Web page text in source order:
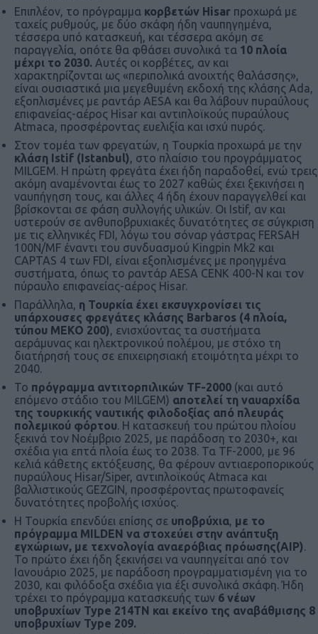
Επιπλέον, το πρόγραμμα κορβετών Hisar προχωρά με
ταχείς ρυθμούς, με δύο σκάφη ήδη ναυπηγημένα,
τέσσερα υπό κατασκευή, και τέσσερα ακόμη σε
παραγγελία, οπότε θα φθάσει συνολικά τα 10 πλοία
μέχρι το 2030. Αυτές οι κορβέτες, αν και
χαρακτηρίζονται ως «περιπολικά ανοιχτής θαλάσσης»,
είναι ουσιαστικά μια μεγεθυμένη εκδοχή της κλάσης Ada,
εξοπλισμένες με ραντάρ AESA και θα λάβουν πυραύλους
επιφανείας-αέρος Hisar και αντιπλοϊκούς πυραύλους
Atmaca, προσφέροντας ευελιξία και ισχύ πυρός.
Στον τομέα των φρεγατών, η Τουρκία προχωρά με την
κλάση Istif (Ιstanbul), στο πλαίσιο του προγράμματος
MILGEM. Η πρώτη φρεγάτα έχει ήδη παραδοθεί, ενώ τρεις
ακόμη αναμένονται έως το 2027 καθώς έχει ξεκινήσει η
ναυπήγηση τους, και άλλες 4 ήδη έχουν παραγγελθεί και
βρίσκονται σε φάση συλλογής υλικών. Οι Istif, αν και
υστερούν σε ανθυποβρυχιακές δυνατότητες σε σύγκριση
με τις ελληνικές FDI, λόγω του σόναρ γάστρας FERSAH
100N/MF έναντι του συνδυασμού Kingpin Mk2 και
CAPTAS 4 των FDI, είναι εξοπλισμένες με προηγμένα
συστήματα, όπως το ραντάρ AESA CENK 400-N και τον
πύραυλο επιφανείας-αέρος Hisar.
Παράλληλα, η Τουρκία έχει εκσυγχρονίσει τις
υπάρχουσες φρεγάτες κλάσης Barbaros (4 πλοία,
τύπου ΜΕΚΟ 200), ενισχύοντας τα συστήματα
αεράμυνας και ηλεκτρονικού πολέμου, με στόχο τη
διατήρησή τους σε επιχειρησιακή ετοιμότητα μέχρι το
2040.
Το πρόγραμμα αντιτορπιλικών TF-2000 (και αυτό
επόμενο στάδιο του MILGEM) αποτελεί τη ναυαρχίδα
της τουρκικής ναυτικής φιλοδοξίας από πλευράς
πολεμικού φόρτου. Η κατασκευή του πρώτου πλοίου
ξεκινά τον Νοέμβριο 2025, με παράδοση το 2030+, και
σχέδια για επτά πλοία έως το 2038. Τα TF-2000, με 96
κελιά κάθετης εκτόξευσης, θα φέρουν αντιαεροπορικούς
πυραύλους Hisar/Siper, αντιπλοϊκούς Atmaca και
βαλλιστικούς GEZGIN, προσφέροντας πρωτοφανείς
δυνατότητες προβολής ισχύος.
Η Τουρκία επενδύει επίσης σε υποβρύχια, με το
πρόγραμμα MILDEN να στοχεύει στην ανάπτυξη
εγχώριων, με τεχνολογία αναερόβιας πρόωσης(AIP).
Το πρώτο έχει ήδη ξεκινήσει να ναυπηγείται από τον
Ιανουάριο 2025, με παράδοση προγραμματισμένη για το
2030, και φιλόδοξα σχέδια για έξι συνολικά σκάφη. Ήδη
τρέχει το πρόγραμμα κατασκευής των 6 νέων
υποβρυχίων Type 214TN και εκείνο της αναβάθμισης 8
υποβρυχίων Type 209.